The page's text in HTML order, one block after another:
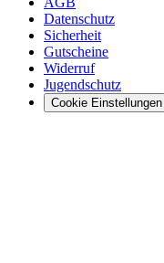
Datenschutz
Sicherheit
Gutscheine
Widerruf
Jugendschutz
Cookie Einstellungen